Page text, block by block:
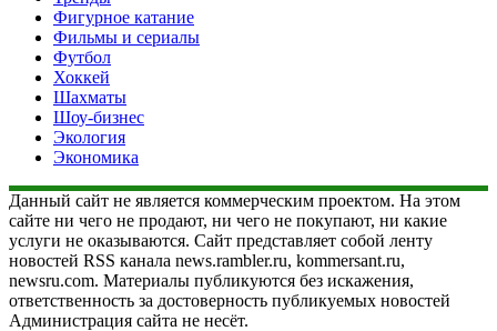
Фигурное катание
Фильмы и сериалы
Футбол
Хоккей
Шахматы
Шоу-бизнес
Экология
Экономика
Данный сайт не является коммерческим проектом. На этом
сайте ни чего не продают, ни чего не покупают, ни какие
услуги не оказываются. Сайт представляет собой ленту
новостей RSS канала news.rambler.ru, kommersant.ru,
newsru.com. Материалы публикуются без искажения,
ответственность за достоверность публикуемых новостей
Администрация сайта не несёт.